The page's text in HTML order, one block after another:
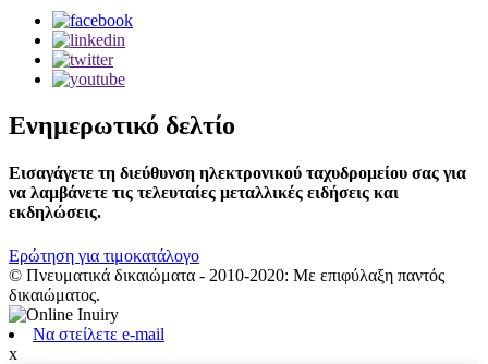
Ενημερωτικό δελτίο
Εισαγάγετε τη διεύθυνση ηλεκτρονικού ταχυδρομείου σας για
να λαμβάνετε τις τελευταίες μεταλλικές ειδήσεις και
εκδηλώσεις.
Ερώτηση για τιμοκατάλογο
© Πνευματικά δικαιώματα - 2010-2020: Με επιφύλαξη παντός
δικαιώματος.
Να στείλετε e-mail
x